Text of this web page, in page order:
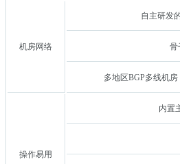
机房网络
自主研发
骨
多地区BGP多线机
操作易用
内置